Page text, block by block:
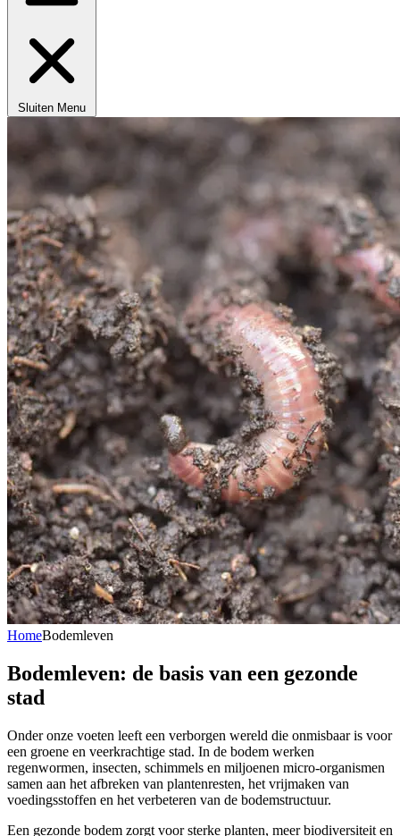
Sluiten Menu
HomeBodemleven
Bodemleven: de basis van een gezonde
stad
Onder onze voeten leeft een verborgen wereld die onmisbaar is voor
een groene en veerkrachtige stad. In de bodem werken
regenwormen, insecten, schimmels en miljoenen micro-organismen
samen aan het afbreken van plantenresten, het vrijmaken van
voedingsstoffen en het verbeteren van de bodemstructuur.
Een gezonde bodem zorgt voor sterke planten, meer biodiversiteit en